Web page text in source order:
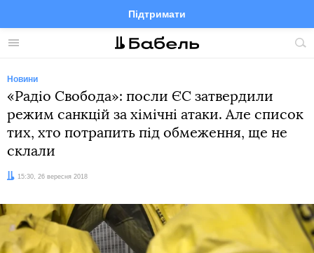
Меню
Підтримати
FacebookTelegramTwitter
Новини
«Радіо Свобода»: посли ЄС затвердили
режим санкцій за хімічні атаки. Але список
тих, хто потрапить під обмеження, ще не
склали
Дата:15:30, 26 вересня 2018